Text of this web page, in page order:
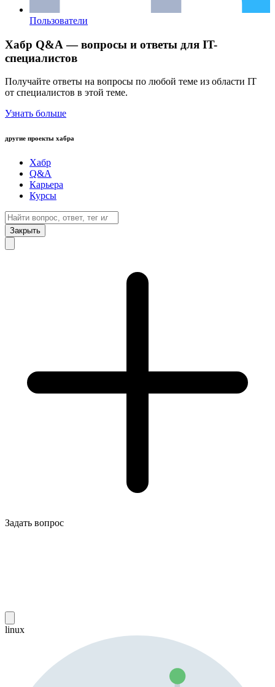
Пользователи
Хабр Q&A — вопросы и ответы для IT-
специалистов
Получайте ответы на вопросы по любой теме из области IT
от специалистов в этой теме.
Узнать больше
другие проекты хабра
Хабр
Q&A
Карьера
Курсы
Закрыть
Задать вопрос
linux